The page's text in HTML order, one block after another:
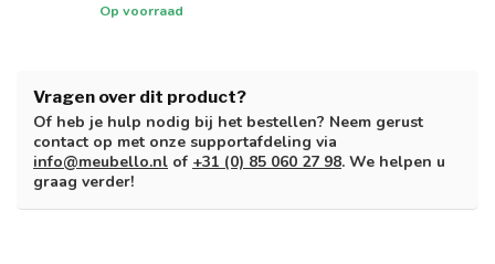
Op voorraad
Vragen over dit product?
Of heb je hulp nodig bij het bestellen? Neem gerust
contact op met onze supportafdeling via
info@meubello.nl of +31 (0) 85 060 27 98. We helpen u
graag verder!